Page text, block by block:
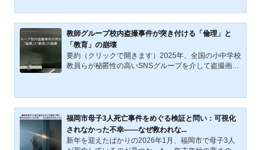
った」との結論が早々に下された。しかし、この判断
には、動物行動学や法医学の観点から、専門家や動物
愛護団体が強い異論を唱えた。生きた人間に対する猫
の攻撃性、生理的特性、そして事故当時の環境条件―
―あらゆる点において、単純な「猫犯行説」は揺らい
でいた。動物は語らない。また、認知症の高齢者は状
況を説明できない。...
教師グループ校内盗撮事件が突き付ける「倫理」と
「教育」の崩壊
要約（クリックで開きます）2025年、全国の小中学校
教員らが秘匿性の高いSNSグループを介して盗撮画像
されている。匿名性を利用した組織化は「闇バイト」
にも類似し、教育現場の規範意識の崩壊を示す。政
府・警察・教育委員会は再発防止に乗り出すが、教育
の本質である「倫理の涵養」と管理強化の狭間で揺れ
ている。2025年9月18〜19日、北海道千歳市内の中学
校に勤務する北広島市在住の教員・T容疑者（41）
福岡市母子3人死亡事件をめぐる検証と問い：可視化
されなかった不幸――なぜ救われな...
新年を迎えたばかりの2026年1月、福岡市で母子3人